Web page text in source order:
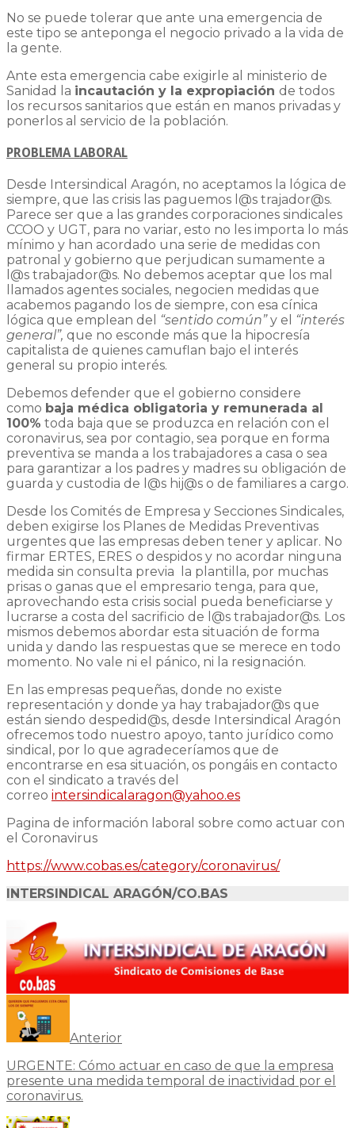
No se puede tolerar que ante una emergencia de
este tipo se anteponga el negocio privado a la vida de
la gente.
Ante esta emergencia cabe exigirle al ministerio de
Sanidad la incautación y la expropiación de todos
los recursos sanitarios que están en manos privadas y
ponerlos al servicio de la población.
PROBLEMA LABORAL
Desde Intersindical Aragón, no aceptamos la lógica de
siempre, que las crisis las paguemos l@s trajador@s.
Parece ser que a las grandes corporaciones sindicales
CCOO y UGT, para no variar, esto no les importa lo más
mínimo y han acordado una serie de medidas con
patronal y gobierno que perjudican sumamente a
l@s trabajador@s. No debemos aceptar que los mal
llamados agentes sociales, negocien medidas que
acabemos pagando los de siempre, con esa cínica
lógica que emplean del
“sentido común”y el
“interés
general”, que no esconde más que la hipocresía
capitalista de quienes camuflan bajo el interés
general su propio interés.
Debemos defender que el gobierno considere
como baja médica obligatoria y remunerada al
100% toda baja que se produzca en relación con el
coronavirus, sea por contagio, sea porque en forma
preventiva se manda a los trabajadores a casa o sea
para garantizar a los padres y madres su obligación de
guarda y custodia de l@s hij@s o de familiares a cargo.
Desde los Comités de Empresa y Secciones Sindicales,
deben exigirse los Planes de Medidas Preventivas
urgentes que las empresas deben tener y aplicar. No
firmar ERTES, ERES o despidos y no acordar ninguna
medida sin consulta previa la plantilla, por muchas
prisas o ganas que el empresario tenga, para que,
aprovechando esta crisis social pueda beneficiarse y
lucrarse a costa del sacrificio de l@s trabajador@s. Los
mismos debemos abordar esta situación de forma
unida y dando las respuestas que se merece en todo
momento. No vale ni el pánico, ni la resignación.
En las empresas pequeñas, donde no existe
representación y donde ya hay trabajador@s que
están siendo despedid@s, desde Intersindical Aragón
ofrecemos todo nuestro apoyo, tanto jurídico como
sindical, por lo que agradeceríamos que de
encontrarse en esa situación, os pongáis en contacto
con el sindicato a través del
correo intersindicalaragon@yahoo.es
Pagina de información laboral sobre como actuar con
el Coronavirus
https://www.cobas.es/category/coronavirus/
INTERSINDICAL ARAGÓN/CO.BAS
Anterior
URGENTE: Cómo actuar en caso de que la empresa
presente una medida temporal de inactividad por el
coronavirus.